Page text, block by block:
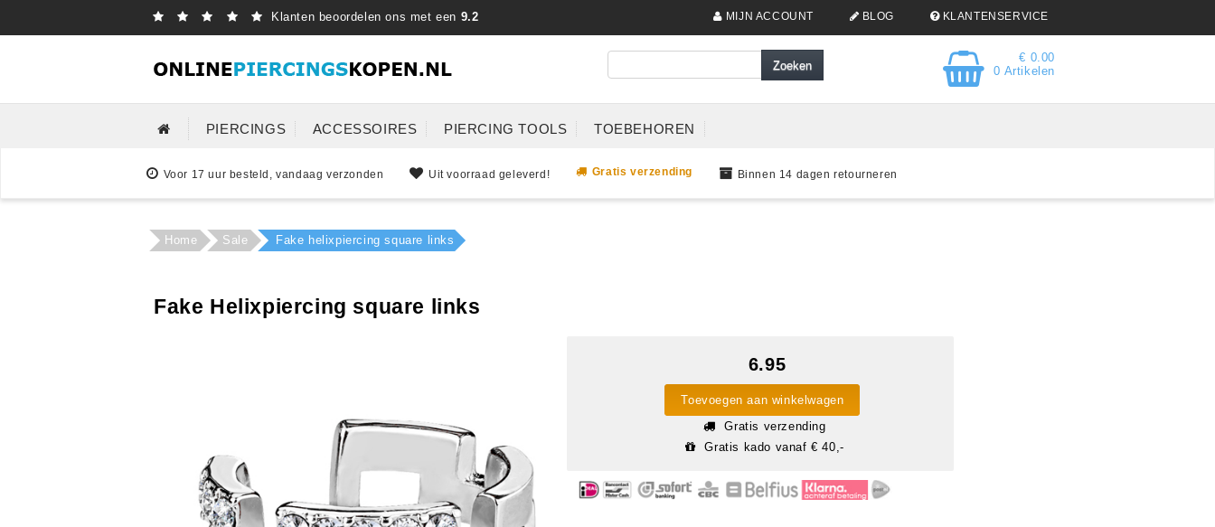
Klanten beoordelen ons met een 9.2 MIJN ACCOUNT BLOG KLANTENSERVICE
€ 0.00
0 Artikelen
PIERCINGS ACCESSOIRES PIERCING TOOLS TOEBEHOREN
Voor 17 uur besteld, vandaag verzonden Uit voorraad geleverd! Gratis verzending Binnen 14 dagen retourneren
Home Sale Fake helixpiercing square links
Fake Helixpiercing square links
6.95
Toevoegen aan winkelwagen
Gratis verzending
Gratis kado vanaf € 40,-